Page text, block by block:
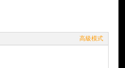
高級模式